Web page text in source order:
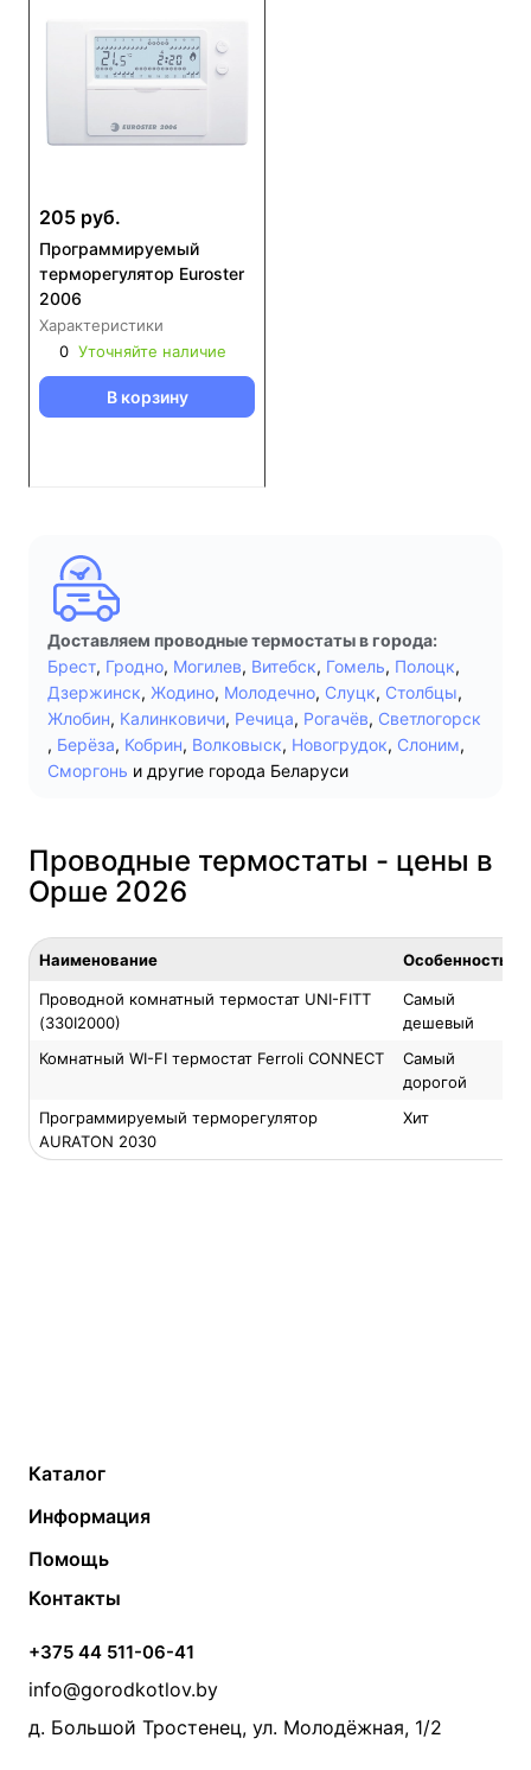
205 руб.
Программируемый
терморегулятор Euroster
2006
Характеристики
0 Уточняйте наличие
В корзину
Доставляем проводные термостаты в города:
Брест, Гродно, Могилев, Витебск, Гомель, Полоцк,
Дзержинск, Жодино, Молодечно, Слуцк, Столбцы,
Жлобин, Калинковичи, Речица, Рогачёв, Светлогорск
, Берёза, Кобрин, Волковыск, Новогрудок, Слоним,
Сморгонь и другие города Беларуси
Проводные термостаты - цены в
Орше 2026
Наименование Особенность
Проводной комнатный термостат UNI-FITT
(330I2000)
Самый
дешевый
Комнатный WI-FI термостат Ferroli CONNECT
Самый
дорогой
Программируемый терморегулятор
AURATON 2030
Хит
Каталог
Твердотопливные котлы
Электрические котлы
Банные печи
Камины и печи
Теплый пол
Радиаторы
Насосы
Дымоходы
Информация
Контакты
Статьи
Акции
Производители
Помощь
Монтаж систем отопления
Прайс по монтажу систем отопления
Проект систем отопления
Контакты
+375 44 511-06-41
info@gorodkotlov.by
д. Большой Тростенец, ул. Молодёжная, 1/2